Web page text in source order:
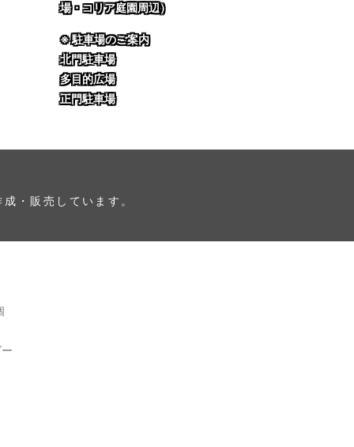
場・コリア庭園周辺）
※ 駐車場のご案内
北門駐車場
多目的広場
正門駐車場
・販売しています。